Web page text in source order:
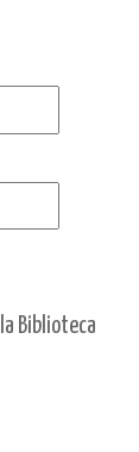
Biblioteca